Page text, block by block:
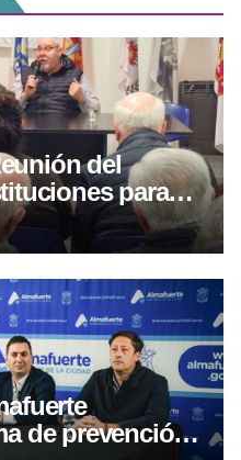
del
para
seguridad
de prevención